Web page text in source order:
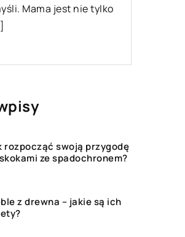
Mama jest nie tylko
rozpocząć swoją przygodę
ze spadochronem?
z drewna – jakie są ich